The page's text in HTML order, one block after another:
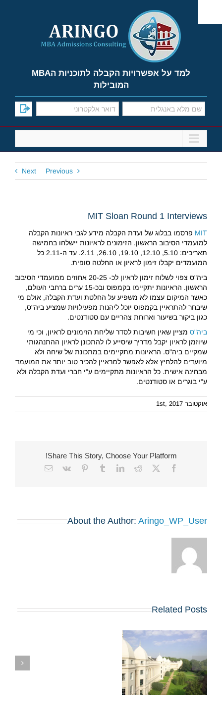
content
למד על אפשרויות הקבלה לתוכניות הMBA
המובילות
Previous
Next
MIT Sloan Round 1 Interviews
MIT פרסמו בבלוג של ועדת הקבלה מידע לגבי ראיונות הקבלה
למועמדי הסיבוב הראשון. הזימונים לראיונות יישלחו בחמישה
תאריכים: 5.10, 12.10, 19.10, 26.10, 2.11. עד ה-2.11 כל
המועמדים יקבלו זימון לראיון או החלטה סופית.
ביה"ס צפוי לשלוח זימון לראיון לכ- 20-25 אחוזים ממועמדי הסיבוב
הראשון. הראיונות יתקיימו בקמפוס ובכ-15 ערים ברחבי העולם,
כאשר המיקום עצמו לא משפיע על החלטת ועדת הקבלה, אולם מי
שיבחר להתראיין בקמפוס יוכל ליהנות מפעילויות שמציע ביה"ס,
כגון ביקור בשיעור וארוחת צהריים עם סטודנטים.
ביה"ס מציין שאין חשיבות לסדר שליחת הזימונים לראיון, וכי מי
שיוזמן לראיון יקבל מדריך שיסייע לו להתכונן לראיון ההתנהגותי
שמקיים ביה"ס. הראיונות מתקיימים במתכונת של שיחה ולא
מיועדים להלחיץ אלא לאפשר למראיין להכיר טוב יותר את המועמד
מבחינה אישית. כל הראיונות מתקיימים ע"י חברי ועדת הקבלה ולא
ע"י בוגרים או סטודנטים.
אוקטובר 1st, 2017
Share This Story, Choose Your Platform!
Facebook
X
Reddit
LinkedIn
Tumblr
Pinterest
Vk
Email
About the Author: Aringo_WP_User
Related Posts